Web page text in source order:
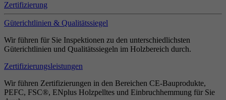
Zertifizierung
Güterichtlinien & Qualitätssiegel
Wir führen für Sie Inspektionen zu den unterschiedlichsten
Güterichtlinien und Qualitätssiegeln im Holzbereich durch.
Zertifizierungsleistungen
Wir führen Zertifizierungen in den Bereichen CE-Bauprodukte,
PEFC, FSC®, ENplus Holzpelltes und Einbruchhemmung für Sie